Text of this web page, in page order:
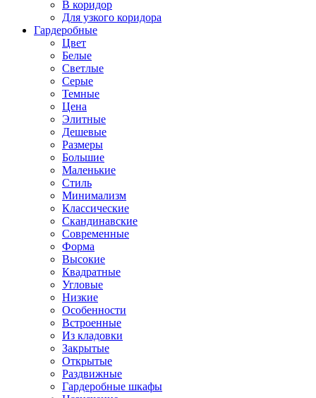
В коридор
Для узкого коридора
Гардеробные
Цвет
Белые
Светлые
Серые
Темные
Цена
Элитные
Дешевые
Размеры
Большие
Маленькие
Стиль
Минимализм
Классические
Скандинавские
Современные
Форма
Высокие
Квадратные
Угловые
Низкие
Особенности
Встроенные
Из кладовки
Закрытые
Открытые
Раздвижные
Гардеробные шкафы